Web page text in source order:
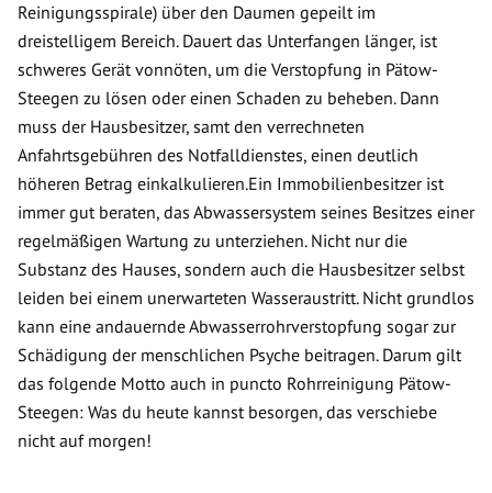
Reinigungsspirale) über den Daumen gepeilt im
dreistelligem Bereich. Dauert das Unterfangen länger, ist
schweres Gerät vonnöten, um die Verstopfung in Pätow-
Steegen zu lösen oder einen Schaden zu beheben. Dann
muss der Hausbesitzer, samt den verrechneten
Anfahrtsgebühren des Notfalldienstes, einen deutlich
höheren Betrag einkalkulieren.Ein Immobilienbesitzer ist
immer gut beraten, das Abwassersystem seines Besitzes einer
regelmäßigen Wartung zu unterziehen. Nicht nur die
Substanz des Hauses, sondern auch die Hausbesitzer selbst
leiden bei einem unerwarteten Wasseraustritt. Nicht grundlos
kann eine andauernde Abwasserrohrverstopfung sogar zur
Schädigung der menschlichen Psyche beitragen. Darum gilt
das folgende Motto auch in puncto Rohrreinigung Pätow-
Steegen: Was du heute kannst besorgen, das verschiebe
nicht auf morgen!